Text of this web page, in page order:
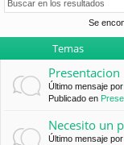
Se
Temas
Presentacion
Último mensaje por
Publicado en
Necesito un
Último mensaje por